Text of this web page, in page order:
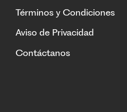
Términos y Condiciones
Aviso de Privacidad
Contáctanos